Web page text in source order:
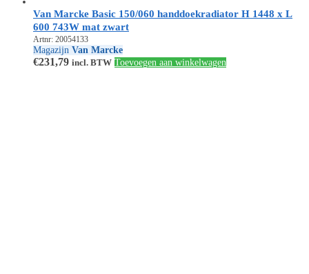
Van Marcke Basic 150/060 handdoekradiator H 1448 x L
600 743W mat zwart
Artnr: 20054133
Magazijn Van Marcke
€231,79 incl. BTW Toevoegen aan winkelwagen